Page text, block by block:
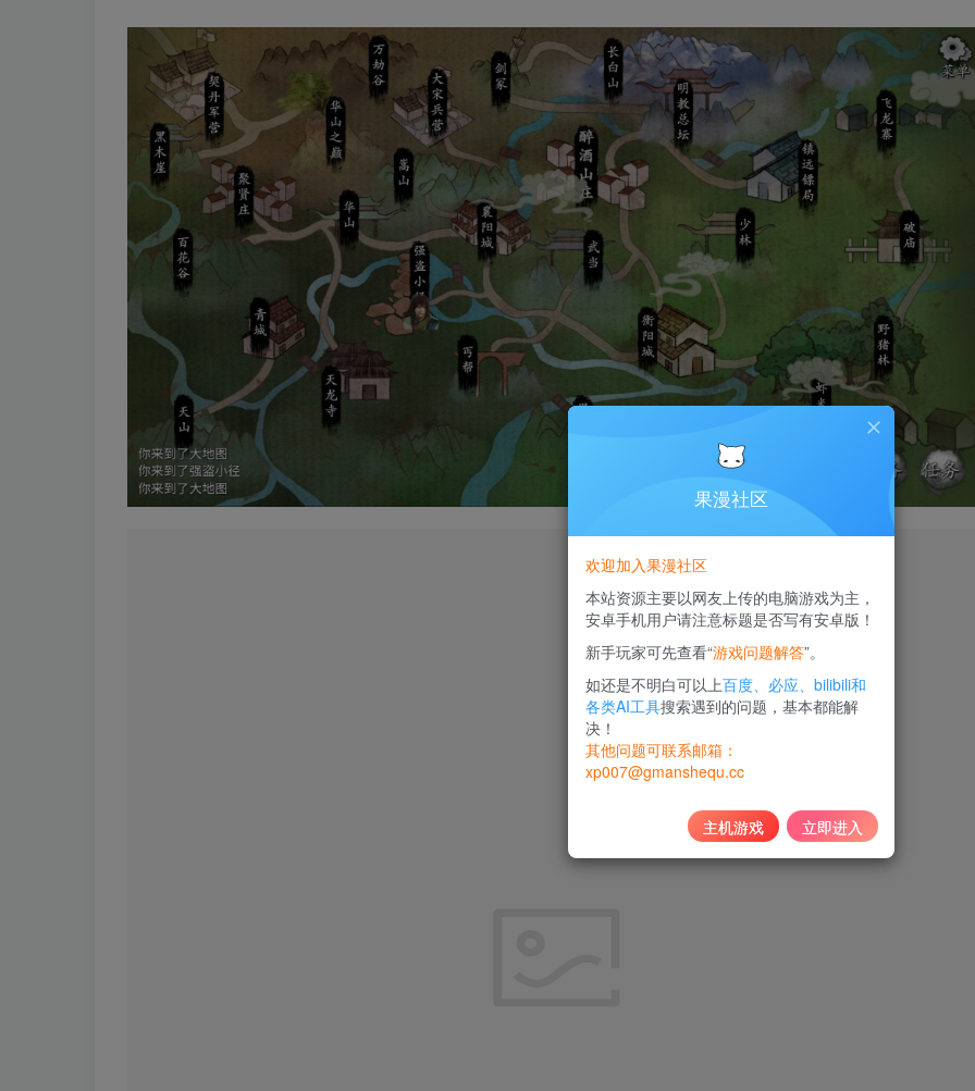
果漫社区
欢迎加入果漫社区
本站资源主要以网友上传的电脑游戏为主，
安卓手机用户请注意标题是否写有安卓版！
新手玩家可先查看“游戏问题解答”。
如还是不明白可以上百度、必应、bilibili和
各类AI工具搜索遇到的问题，基本都能解
决！
其他问题可联系邮箱：
xp007@gmanshequ.cc
主机游戏 立即进入